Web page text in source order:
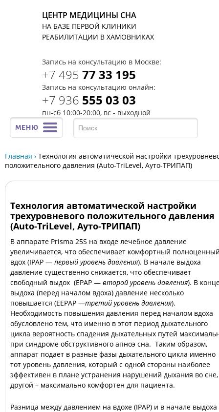
ЦЕНТР МЕДИЦИНЫ СНА
НА БАЗЕ ПЕРВОЙ КЛИНИКИ
РЕАБИЛИТАЦИИ В ХАМОВНИКАХ
Запись на консультацию в Москве:
+7 495 77 33 195
Запись на консультацию онлайн:
+7 936 555 03 03
пн-сб 10:00-20:00, вс - выходной
Главная › Технология автоматической настройки
положительного давления (Auto-TriLevel, Ауто-ТРИПАП)
Технология автоматической настройки
трехуровневого положительного давления
(Auto-TriLevel, Ауто-ТРИПАП)
В аппарате Prisma 25S на входе лечебное давление
увеличивается, что обеспечивает комфортный
вдох (IPAP — первый уровень давления). В начале выдоха
давление существенно снижается, что обеспечивает
свободный выдох (EPAP — второй уровень давления). В
выдоха (перед началом вдоха) давление несколько
повышается (EEPAP —третий уровень давления).
Необходимость повышения давления перед началом вдоха
обусловлено тем, что именно в этот период дыхательного
цикла вероятность спадения дыхательных путей
при синдроме обструктивного апноэ сна. Таким образом,
аппарат подает в разные фазы дыхательного цикла именно
тот уровень давления, который с одной стороны наиболее
эффективен в плане устранения нарушений дыхания во сне,
другой – максимально комфортен для пациента.
Разница между давлением на вдохе (IPAP) и в начале выдоха